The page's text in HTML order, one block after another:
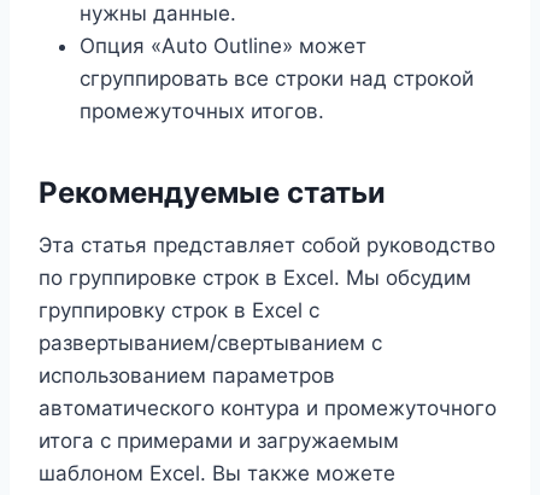
нужны данные.
Опция «Auto Outline» может
сгруппировать все строки над строкой
промежуточных итогов.
Рекомендуемые статьи
Эта статья представляет собой руководство
по группировке строк в Excel. Мы обсудим
группировку строк в Excel с
развертыванием/свертыванием с
использованием параметров
автоматического контура и промежуточного
итога с примерами и загружаемым
шаблоном Excel. Вы также можете